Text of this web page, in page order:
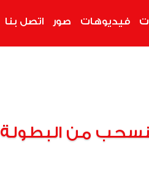
فيديوهات صور اتصل بنا
من البطولة